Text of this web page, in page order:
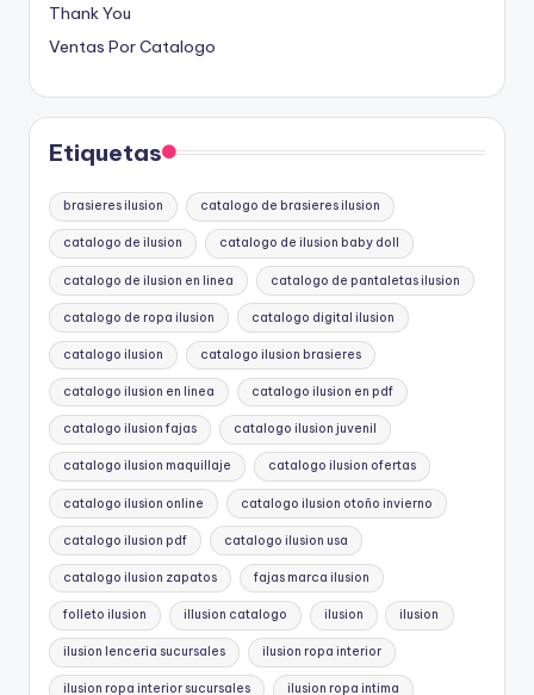
Thank You
Ventas Por Catalogo
Etiquetas
brasieres ilusion catalogo de brasieres ilusion
catalogo de ilusion catalogo de ilusion baby doll
catalogo de ilusion en linea catalogo de pantaletas ilusion
catalogo de ropa ilusion catalogo digital ilusion
catalogo ilusion catalogo ilusion brasieres
catalogo ilusion en linea catalogo ilusion en pdf
catalogo ilusion fajas catalogo ilusion juvenil
catalogo ilusion maquillaje catalogo ilusion ofertas
catalogo ilusion online catalogo ilusion otoño invierno
catalogo ilusion pdf catalogo ilusion usa
catalogo ilusion zapatos fajas marca ilusion
folleto ilusion illusion catalogo ilusion ilusion
ilusion lenceria sucursales ilusion ropa interior
ilusion ropa interior sucursales ilusion ropa intima